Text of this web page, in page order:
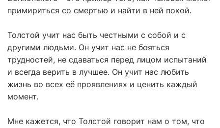
примириться со смертью и найти в ней покой.
Толстой учит нас быть честными с собой и с
другими людьми. Он учит нас не бояться
трудностей, не сдаваться перед лицом испытаний
и всегда верить в лучшее. Он учит нас любить
жизнь во всех её проявлениях и ценить каждый
момент.
Мне кажется, что Толстой говорит нам о том, что